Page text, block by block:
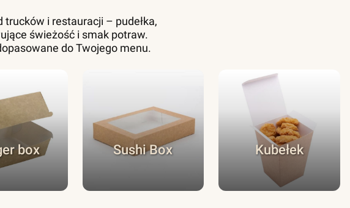
i restauracji – pudełka,
świeżość i smak potraw.
do Twojego menu.
box Sushi Box Kubełek